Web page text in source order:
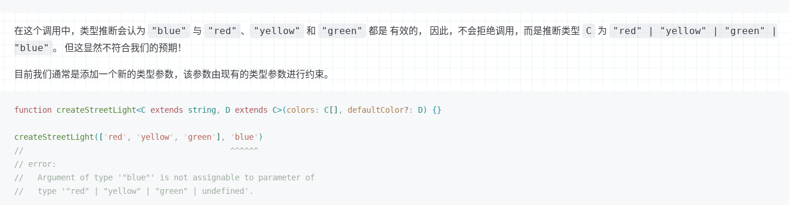
在这个调用中，类型推断会认为 "blue" 与 "red" 、 "yellow" 和 "green" 都是 有效的， 因此，不会拒绝调用，而是推断类型 C 为
"red" | "yellow" | "green" |
"blue" 。 但这显然不符合我们的预期！
目前我们通常是添加一个新的类型参数，该参数由现有的类型参数进行约束。
function createStreetLight<C extends string, D extends C>(colors : C [ ] , defaultColor? : D) {}
createStreetLight ( [ ' red ' , ' yellow' , ' green' ] , ' blue' )
//                                            ^^^^^^
// error:
//   Argument of type '"blue"' is not assignable to parameter of
//   type '"red" | "yellow" | "green" | undefined'.